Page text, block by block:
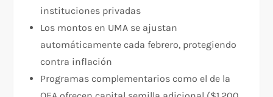
instituciones privadas​
Los montos en UMA se ajustan
automáticamente cada febrero, protegiendo
contra inflación​
Programas complementarios como el de la